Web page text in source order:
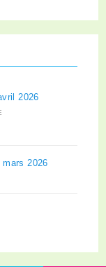
2026
mars 2026